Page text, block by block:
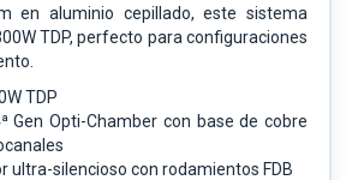
en aluminio cepillado, este sistema
TDP, perfecto para configuraciones
TDP
Gen Opti-Chamber con base de cobre
ultra-silencioso con rodamientos FDB